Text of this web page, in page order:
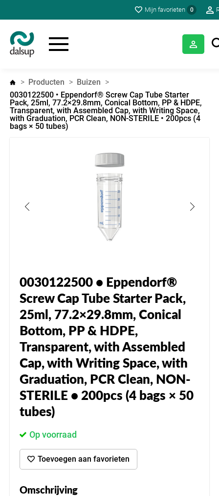
Mijn favorieten 0
Producten
Buizen
0030122500 • Eppendorf® Screw Cap Tube Starter
Pack, 25ml, 77.2×29.8mm, Conical Bottom, PP & HDPE,
Transparent, with Assembled Cap, with Writing Space,
with Graduation, PCR Clean, NON-STERILE • 200pcs (4
bags × 50 tubes)
0030122500 • Eppendorf®
Screw Cap Tube Starter Pack,
25ml, 77.2×29.8mm, Conical
Bottom, PP & HDPE,
Transparent, with Assembled
Cap, with Writing Space, with
Graduation, PCR Clean, NON-
STERILE • 200pcs (4 bags × 50
tubes)
Op voorraad
Toevoegen aan favorieten
Omschrijving